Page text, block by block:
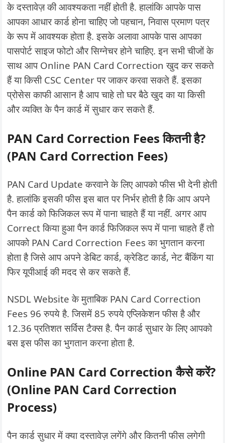
के दस्तावेज़ की आवश्यकता नहीं होती है. हालांकि आपके पास
आपका आधार कार्ड होना चाहिए जो पहचान, निवास प्रमाण पत्र
के रूप में आवश्यक होता है. इसके अलावा आपके पास आपका
पासपोर्ट साइज फोटो और सिग्नेचर होने चाहिए. इन सभी चीजों के
साथ आप Online PAN Card Correction खुद कर सकते
हैं या किसी CSC Center पर जाकर करवा सकते हैं. इसका
प्रोसेस काफी आसान है आप चाहे तो घर बैठे खुद का या किसी
और व्यक्ति के पैन कार्ड में सुधार कर सकते हैं.
PAN Card Correction Fees कितनी है?
(PAN Card Correction Fees)
PAN Card Update करवाने के लिए आपको फीस भी देनी होती
है. हालांकि इसकी फीस इस बात पर निर्भर होती है कि आप अपने
पैन कार्ड को फिजिकल रूप में पाना चाहते हैं या नहीं. अगर आप
Correct किया हुआ पैन कार्ड फिजिकल रूप में पाना चाहते हैं तो
आपको PAN Card Correction Fees का भुगतान करना
होता है जिसे आप अपने डेबिट कार्ड, क्रेडिट कार्ड, नेट बैंकिंग या
फिर यूपीआई की मदद से कर सकते हैं.
NSDL Website के मुताबिक PAN Card Correction
Fees 96 रुपये है. जिसमें 85 रुपये एप्लिकेशन फीस है और
12.36 प्रतिशत सर्विस टैक्स है. पैन कार्ड सुधार के लिए आपको
बस इस फीस का भुगतान करना होता है.
Online PAN Card Correction कैसे करें?
(Online PAN Card Correction
Process)
पैन कार्ड सुधार में क्या दस्तावेज़ लगेंगे और कितनी फीस लगेगी